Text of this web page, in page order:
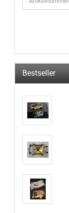
DIE
EIN.
Bestseller